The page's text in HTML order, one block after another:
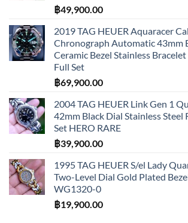
฿49,900.00
2019 TAG HEUER Aquaracer
Chronograph Automatic 43mm
Ceramic Bezel Stainless
Full Set
฿69,900.00
2004 TAG HEUER Link Gen 1
42mm Black Dial Stainless Steel
Set HERO RARE
฿39,900.00
1995 TAG HEUER S/el Lady
Two-Level Dial Gold Plated
WG1320-0
฿19,900.00